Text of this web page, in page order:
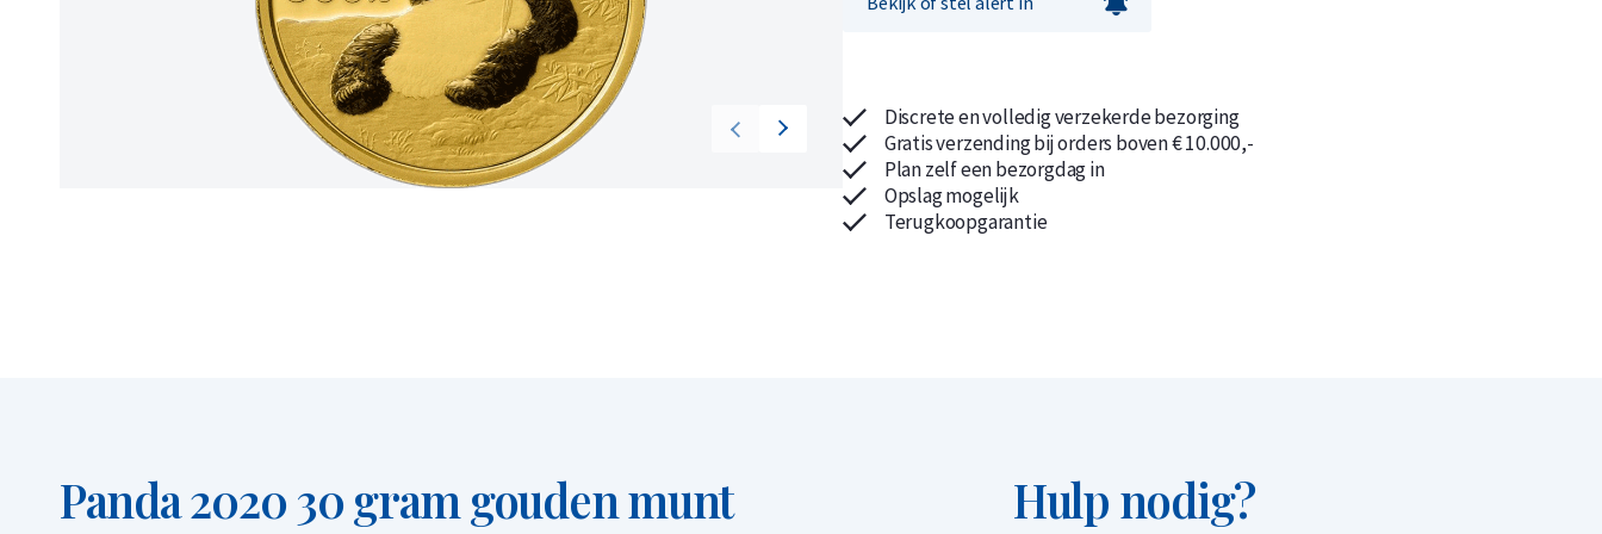
Koop nu de meest voordelige gouden munten en baren
Koop nu de meest voordelige zilveren munten en baren
Discrete en volledig verzekerde bezorging
Gratis verzending bij orders boven € 10.000,-
Plan zelf een bezorgdag in
Opslag mogelijk
Terugkoopgarantie
Panda 2020 30 gram gouden munt Hulp nodig?